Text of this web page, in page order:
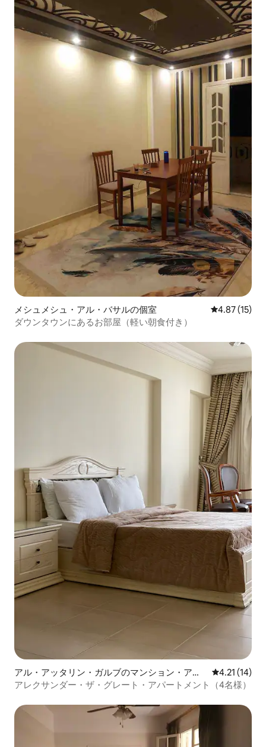
メシュメシュ・アル・バサルの個室 レビュー15
4.87 (15)
ダウンタウンにあるお部屋（軽い朝食付き）
アル・アッタリン・ガルブのマンション・アパ
ート
レビュー14
4.21 (14)
アレクサンダー・ザ・グレート・アパートメント（4名様）